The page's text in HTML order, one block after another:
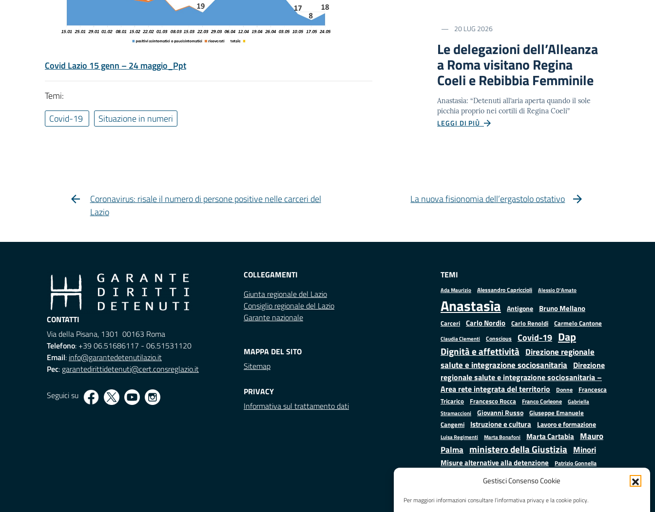
Gestisci Consenso Cookie
Per maggiori informazioni consultare l’informativa privacy e la cookie policy.
Covid Lazio 15 genn – 24 maggio_Ppt
Temi:
Covid-19
Situazione in numeri
20 LUG 2026
Le delegazioni dell’Alleanza
a Roma visitano Regina
Coeli e Rebibbia Femminile
Anastasìa: “Detenuti all’aria aperta quando il sole
picchia proprio nei cortili di Regina Coeli”
LEGGI DI PIÙ
Coronavirus: risale il numero di persone positive nelle carceri del
Lazio
La nuova fisionomia dell’ergastolo ostativo
CONTATTI
Via della Pisana, 1301 00163 Roma
Telefono: +39 06.51686117 - 06.51531120
Email: info@garantedetenutilazio.it
Pec: garantedirittidetenuti@cert.consreglazio.it
Seguici su
COLLEGAMENTI
Giunta regionale del Lazio
Consiglio regionale del Lazio
Garante nazionale
MAPPA DEL SITO
Sitemap
PRIVACY
Informativa sul trattamento dati
TEMI
Ada Maurizio Alessandro Capriccioli Alessio D'Amato
Anastasìa Antigone Bruno Mellano
Carceri Carlo Nordio Carlo Renoldi Carmelo Cantone
Claudia Clementi Conscious Covid-19 Dap
Dignità e affettività Direzione regionale
salute e integrazione sociosanitaria Direzione
regionale salute e integrazione sociosanitaria –
Area rete integrata del territorio
Donne
Francesca
Tricarico
Francesco Rocca Franco Corleone
Gabriella
Stramaccioni
Giovanni Russo Giuseppe Emanuele
Cangemi
Istruzione e cultura Lavoro e formazione
Luisa Regimenti Marta Bonafoni Marta Cartabia Mauro
Palma ministero della Giustizia Minori
Misure alternative alla detenzione Patrizio Gonnella
Samuele Ciambriello
Mattarella Situazione in numeri Stefano